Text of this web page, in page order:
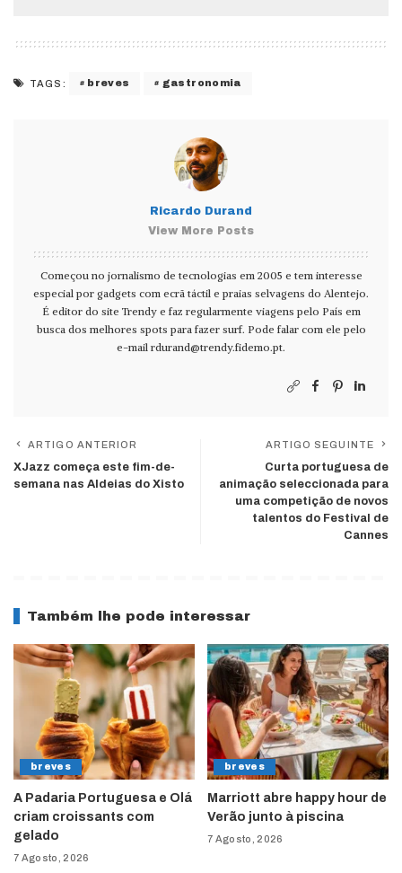
TAGS: breves gastronomia
Ricardo Durand
View More Posts
Começou no jornalismo de tecnologias em 2005 e tem interesse
especial por gadgets com ecrã táctil e praias selvagens do Alentejo.
É editor do site Trendy e faz regularmente viagens pelo País em
busca dos melhores spots para fazer surf. Pode falar com ele pelo
e-mail rdurand@trendy.fidemo.pt.
ARTIGO ANTERIOR
XJazz começa este fim-de-
semana nas Aldeias do Xisto
ARTIGO SEGUINTE
Curta portuguesa de
animação seleccionada para
uma competição de novos
talentos do Festival de
Cannes
Também lhe pode interessar
breves
A Padaria Portuguesa e Olá
criam croissants com
gelado
7 Agosto, 2026
breves
Marriott abre happy hour de
Verão junto à piscina
7 Agosto, 2026